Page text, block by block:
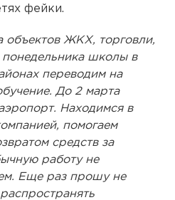
фейки.
объектов ЖКХ, торговли,
понедельника школы в
переводим на
До 2 марта
Находимся в
помогаем
средств за
работу не
Еще раз прошу не